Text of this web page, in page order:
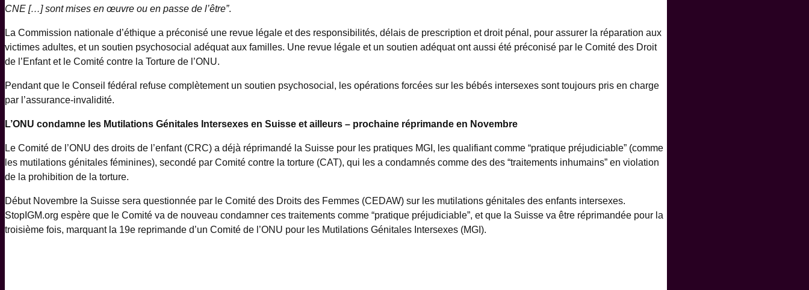
CNE […] sont mises en œuvre ou en passe de l’être”.
La Commission nationale d’éthique a préconisé une revue légale et des responsibilités, délais de prescription et droit pénal, pour assurer la réparation aux
victimes adultes, et un soutien psychosocial adéquat aux familles. Une revue légale et un soutien adéquat ont aussi été préconisé par le Comité des Droit
de l’Enfant et le Comité contre la Torture de l’ONU.
Pendant que le Conseil fédéral refuse complètement un soutien psychosocial, les opérations forcées sur les bébés intersexes sont toujours pris en charge
par l’assurance-invalidité.
L’ONU condamne les Mutilations Génitales Intersexes en Suisse et ailleurs – prochaine réprimande en Novembre
Le Comité de l’ONU des droits de l’enfant (CRC) a déjà réprimandé la Suisse pour les pratiques MGI, les qualifiant comme “pratique préjudiciable” (comme
les mutilations génitales féminines), secondé par Comité contre la torture (CAT), qui les a condamnés comme des des “traitements inhumains” en violation
de la prohibition de la torture.
Début Novembre la Suisse sera questionnée par le Comité des Droits des Femmes (CEDAW) sur les mutilations génitales des enfants intersexes.
StopIGM.org espère que le Comité va de nouveau condamner ces traitements comme “pratique préjudiciable”, et que la Suisse va être réprimandée pour la
troisième fois, marquant la 19e reprimande d’un Comité de l’ONU pour les Mutilations Génitales Intersexes (MGI).